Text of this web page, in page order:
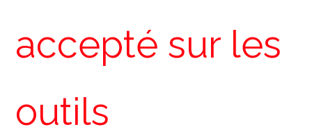
accepté sur les
outils